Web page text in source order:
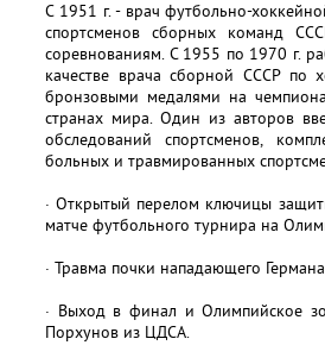
С 1951 г. - врач футбольно-
спортсменов сборных команд
соревнованиям. С 1955 по 1970 г.
качестве врача сборной СССР по
бронзовыми медалями на
странах мира. Один из авторов
обследований спортсменов,
больных и травмированных
· Открытый перелом ключицы
матче футбольного турнира на
· Травма почки нападающего
· Выход в финал и Олимпийское
Порхунов из ЦДСА.